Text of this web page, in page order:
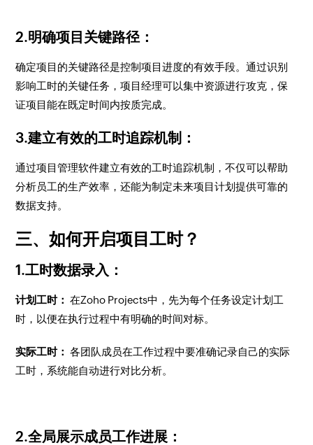
2.明确项目关键路径：
确定项目的关键路径是控制项目进度的有效手段。通过识别
影响工时的关键任务，项目经理可以集中资源进行攻克，保
证项目能在既定时间内按质完成。
3.建立有效的工时追踪机制：
通过项目管理软件建立有效的工时追踪机制，不仅可以帮助
分析员工的生产效率，还能为制定未来项目计划提供可靠的
数据支持。
三、如何开启项目工时？
1.工时数据录入：
计划工时：在Zoho Projects中，先为每个任务设定计划工
时，以便在执行过程中有明确的时间对标。
实际工时：各团队成员在工作过程中要准确记录自己的实际
工时，系统能自动进行对比分析。
2.全局展示成员工作进展：